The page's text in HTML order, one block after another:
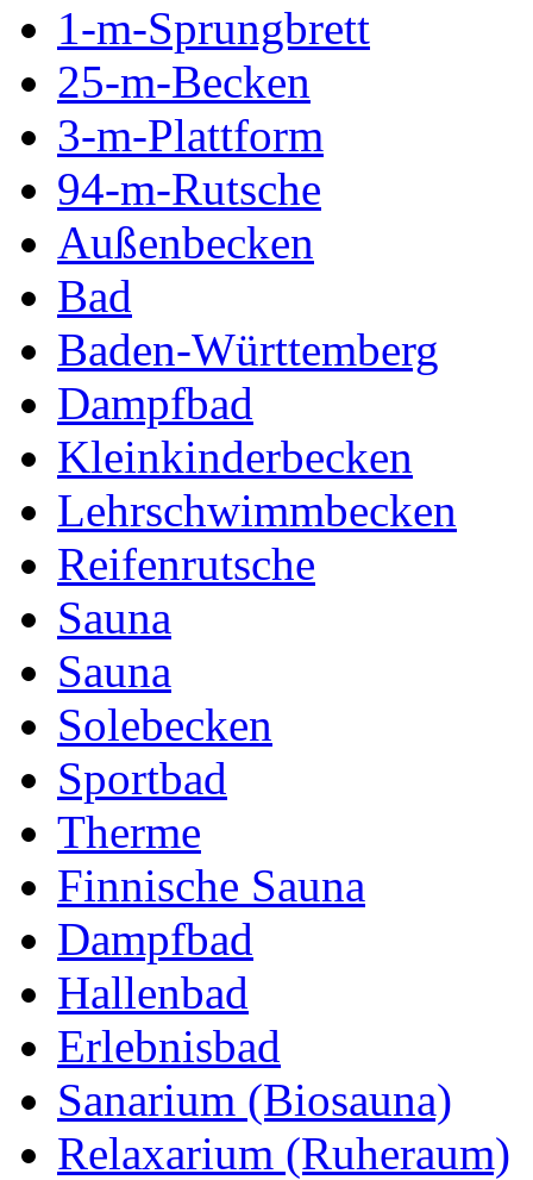
1-m-Sprungbrett
25-m-Becken
3-m-Plattform
94-m-Rutsche
Außenbecken
Bad
Baden-Württemberg
Dampfbad
Kleinkinderbecken
Lehrschwimmbecken
Reifenrutsche
Sauna
Sauna
Solebecken
Sportbad
Therme
Finnische Sauna
Dampfbad
Hallenbad
Erlebnisbad
Sanarium (Biosauna)
Relaxarium (Ruheraum)